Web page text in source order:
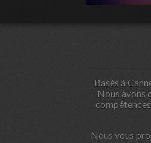
Basés à
Nous avons
Nous vous